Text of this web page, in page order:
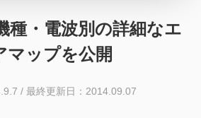
種・電波別の詳細なエ
マップを公開
/ 最終更新日：2014.09.07